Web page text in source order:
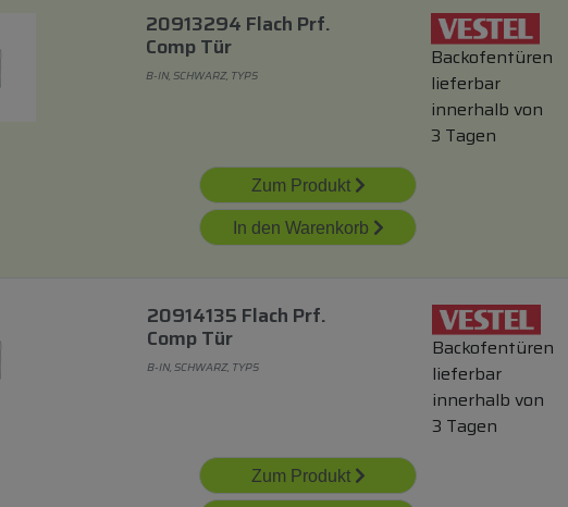
20913294 Flach Prf.
Comp Tür
B-IN, SCHWARZ, TYP5
Backofentüren
lieferbar
innerhalb von
3 Tagen
Zum Produkt
In den Warenkorb
20914135 Flach Prf.
Comp Tür
B-IN, SCHWARZ, TYP5
Backofentüren
lieferbar
innerhalb von
3 Tagen
Zum Produkt